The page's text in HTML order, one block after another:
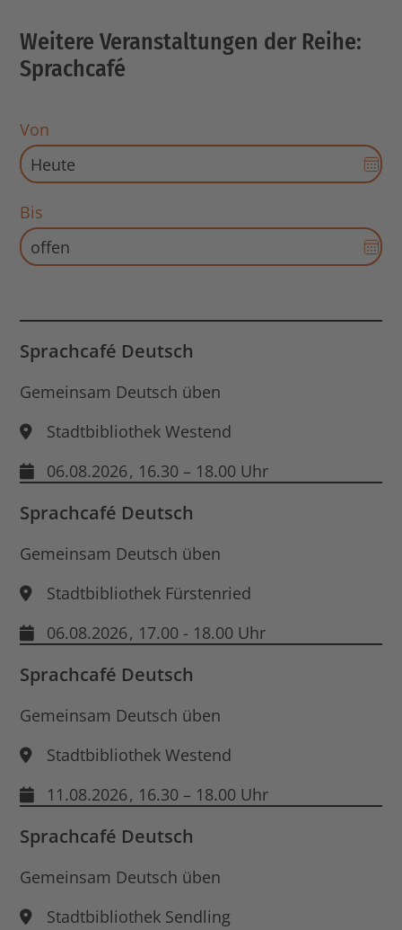
Weitere Veranstaltungen der Reihe:
Sprachcafé
Von
Bis
Sprachcafé Deutsch
Gemeinsam Deutsch üben
Stadtbibliothek Westend
06.08.2026, 16.30 – 18.00 Uhr
Sprachcafé Deutsch
Gemeinsam Deutsch üben
Stadtbibliothek Fürstenried
06.08.2026, 17.00 - 18.00 Uhr
Sprachcafé Deutsch
Gemeinsam Deutsch üben
Stadtbibliothek Westend
11.08.2026, 16.30 – 18.00 Uhr
Sprachcafé Deutsch
Gemeinsam Deutsch üben
Stadtbibliothek Sendling